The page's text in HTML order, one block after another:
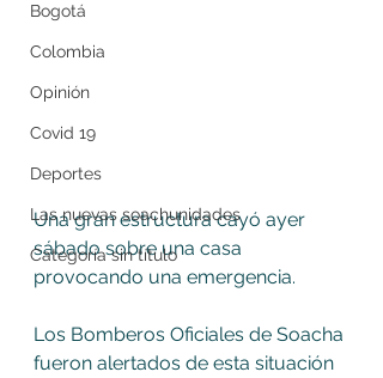
Bogotá
Colombia
Opinión
Covid 19
Deportes
Las nuevas soachunidades
Categoría sin título
Una gran estructura cayó ayer
sábado sobre una casa
provocando una emergencia.
Los Bomberos Oficiales de Soacha
fueron alertados de esta situación